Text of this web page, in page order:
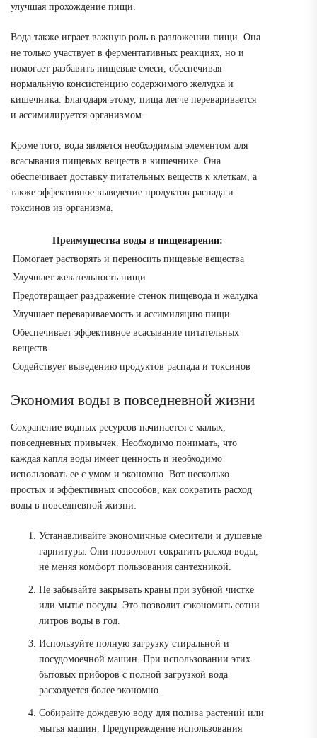
улучшая прохождение пищи.
Вода также играет важную роль в разложении пищи. Она
не только участвует в ферментативных реакциях, но и
помогает разбавить пищевые смеси, обеспечивая
нормальную консистенцию содержимого желудка и
кишечника. Благодаря этому, пища легче переваривается
и ассимилируется организмом.
Кроме того, вода является необходимым элементом для
всасывания пищевых веществ в кишечнике. Она
обеспечивает доставку питательных веществ к клеткам, а
также эффективное выведение продуктов распада и
токсинов из организма.
Преимущества воды в пищеварении:
Помогает растворять и переносить пищевые вещества
Улучшает жевательность пищи
Предотвращает раздражение стенок пищевода и желудка
Улучшает перевариваемость и ассимиляцию пищи
Обеспечивает эффективное всасывание питательных
веществ
Содействует выведению продуктов распада и токсинов
Экономия воды в повседневной жизни
Сохранение водных ресурсов начинается с малых,
повседневных привычек. Необходимо понимать, что
каждая капля воды имеет ценность и необходимо
использовать ее с умом и экономно. Вот несколько
простых и эффективных способов, как сократить расход
воды в повседневной жизни:
Устанавливайте экономичные смесители и душевые
гарнитуры. Они позволяют сократить расход воды,
не меняя комфорт пользования сантехникой.
Не забывайте закрывать краны при зубной чистке
или мытье посуды. Это позволит сэкономить сотни
литров воды в год.
Используйте полную загрузку стиральной и
посудомоечной машин. При использовании этих
бытовых приборов с полной загрузкой вода
расходуется более экономно.
Собирайте дождевую воду для полива растений или
мытья машин. Предупреждение использования